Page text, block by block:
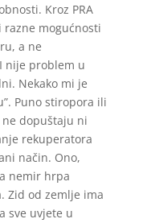
Kroz PRA
mogućnosti
a ne
nije problem u
Nekako mi je
Puno stiropora ili
dopuštaju ni
rekuperatora
način. Ono,
nemir hrpa
Zid od zemlje ima
sve uvjete u